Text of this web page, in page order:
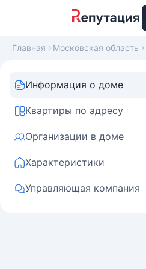
Главная Московская область
Информация о доме
Квартиры по адресу
Организации в доме
Характеристики
Управляющая компания